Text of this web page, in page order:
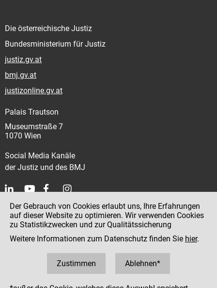
Die österreichische Justiz
Bundesministerium für Justiz
justiz.gv.at
bmj.gv.at
justizonline.gv.at
Palais Trautson
Museumstraße 7
1070 Wien
Social Media Kanäle
der Justiz und des BMJ
Kontakt
Impressum
Datenschutz
Hinweisgeber:innenplattform (für Mitarbeiter:innen)
Der Gebrauch von Cookies erlaubt uns, Ihre Erfahrungen
auf dieser Website zu optimieren. Wir verwenden Cookies
zu Statistikzwecken und zur Qualitätssicherung
Weitere Informationen zum Datenschutz finden Sie hier.
Zustimmen Ablehnen*